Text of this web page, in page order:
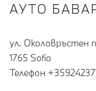
АУТО
ул. Околовръстен
1765 Sofia
Teлефон